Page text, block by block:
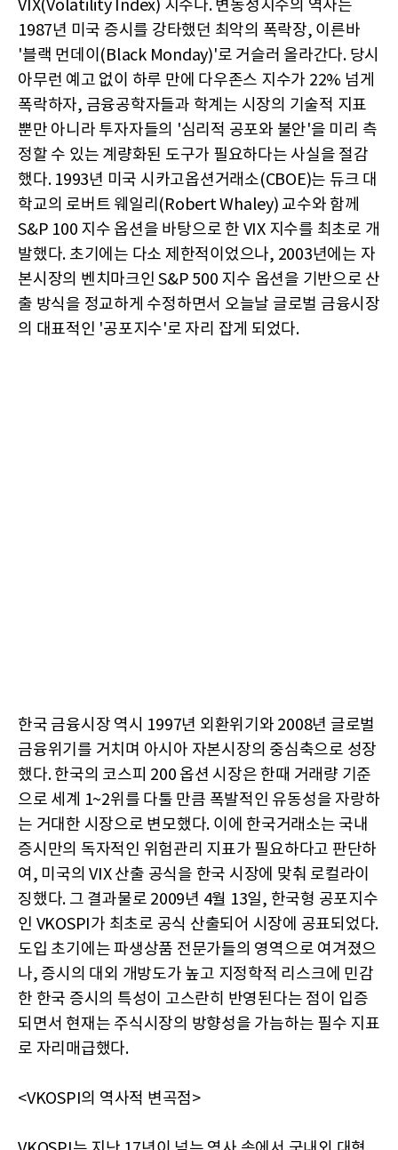
VIX(Volatility Index) 지수다. 변동성지수의 역사는
1987년 미국 증시를 강타했던 최악의 폭락장, 이른바
'블랙 먼데이(Black Monday)'로 거슬러 올라간다. 당시
아무런 예고 없이 하루 만에 다우존스 지수가 22% 넘게
폭락하자, 금융공학자들과 학계는 시장의 기술적 지표
뿐만 아니라 투자자들의 '심리적 공포와 불안'을 미리 측
정할 수 있는 계량화된 도구가 필요하다는 사실을 절감
했다. 1993년 미국 시카고옵션거래소(CBOE)는 듀크 대
학교의 로버트 웨일리(Robert Whaley) 교수와 함께
S&P 100 지수 옵션을 바탕으로 한 VIX 지수를 최초로 개
발했다. 초기에는 다소 제한적이었으나, 2003년에는 자
본시장의 벤치마크인 S&P 500 지수 옵션을 기반으로 산
출 방식을 정교하게 수정하면서 오늘날 글로벌 금융시장
의 대표적인 '공포지수'로 자리 잡게 되었다.
한국 금융시장 역시 1997년 외환위기와 2008년 글로벌
금융위기를 거치며 아시아 자본시장의 중심축으로 성장
했다. 한국의 코스피 200 옵션 시장은 한때 거래량 기준
으로 세계 1~2위를 다툴 만큼 폭발적인 유동성을 자랑하
는 거대한 시장으로 변모했다. 이에 한국거래소는 국내
증시만의 독자적인 위험관리 지표가 필요하다고 판단하
여, 미국의 VIX 산출 공식을 한국 시장에 맞춰 로컬라이
징했다. 그 결과물로 2009년 4월 13일, 한국형 공포지수
인 VKOSPI가 최초로 공식 산출되어 시장에 공표되었다.
도입 초기에는 파생상품 전문가들의 영역으로 여겨졌으
나, 증시의 대외 개방도가 높고 지정학적 리스크에 민감
한 한국 증시의 특성이 고스란히 반영된다는 점이 입증
되면서 현재는 주식시장의 방향성을 가늠하는 필수 지표
로 자리매급했다.
<VKOSPI의 역사적 변곡점>